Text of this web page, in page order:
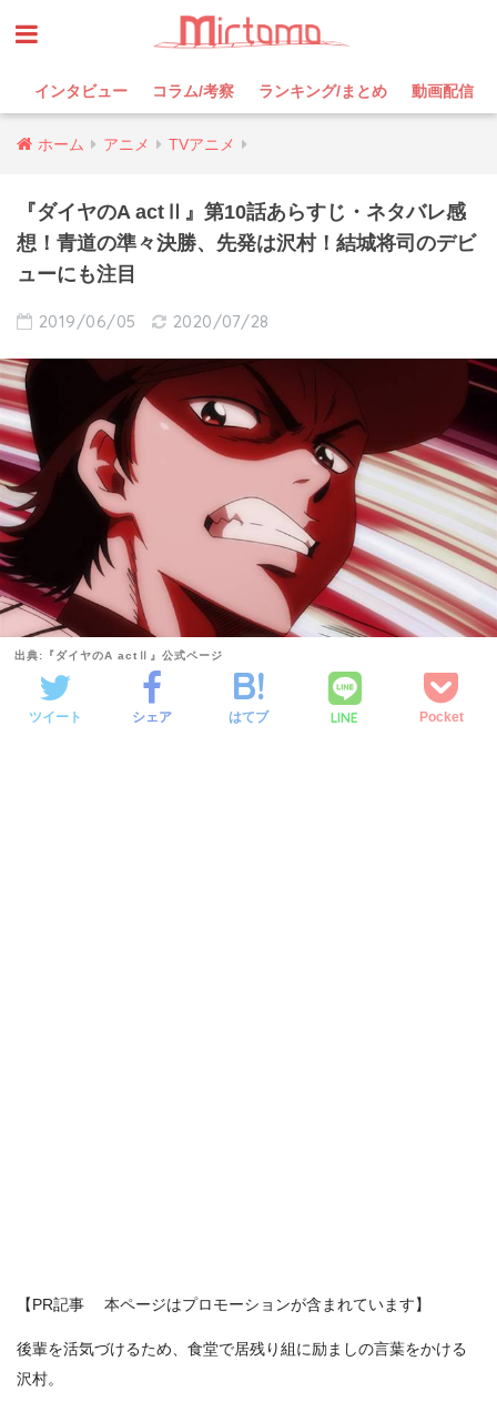
インタビュー コラム/考察 ランキング/まとめ 動画配信
ホーム アニメ TVアニメ
『ダイヤのA actⅡ』第10話あらすじ・ネタバレ感
想！青道の準々決勝、先発は沢村！結城将司のデビ
ューにも注目
2019/06/05 2020/07/28
出典:『ダイヤのA actⅡ』公式ページ
ツイート シェア はてブ LINE Pocket
【PR記事 本ページはプロモーションが含まれています】
後輩を活気づけるため、食堂で居残り組に励ましの言葉をかける
沢村。